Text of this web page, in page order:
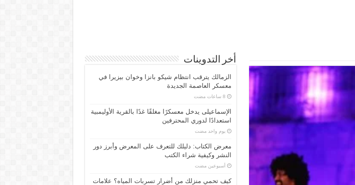
أخر التدوينات
الزمالك يترقب انتظام شيكو بانزا وخوان بيزيرا في
معسكر العاصمة الجديدة
الإسماعیلی یدخل معسكرًا مغلقًا غدًا بالقرية الأوليمبية
استعدادًا لدوري المحترفين
‏يوم واحد مضت
معرض الكتاب: دليلك للتعرف على المعرض وأبرز دور
النشر وكيفية شراء الكتب
‏أسبوعين مضت
كيف تحمي منزلك من أضرار تسربات المياه؟ علامات